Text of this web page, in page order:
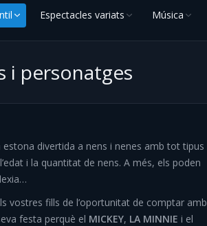
Espectacles variats Música
i personatges
divertida a nens i nenes amb tot tipus
i la quantitat de nens. A més, els poden
vostres fills de l’oportunitat de comptar amb
festa perquè el MICKEY, LA MINNIE i el